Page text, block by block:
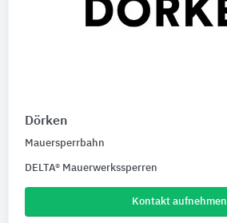
Dörken
Mauersperrbahn
DELTA® Mauerwerkssperren
Kontakt aufnehmen